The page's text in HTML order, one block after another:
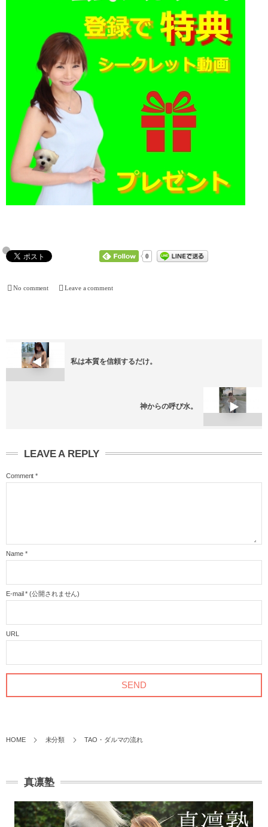
0
No comment Leave a comment
私は本質を信頼するだけ。
神からの呼び水。
LEAVE A REPLY
Comment *
Name *
E-mail * (公開されません)
URL
HOME 未分類 TAO・ダルマの流れ
真凛塾